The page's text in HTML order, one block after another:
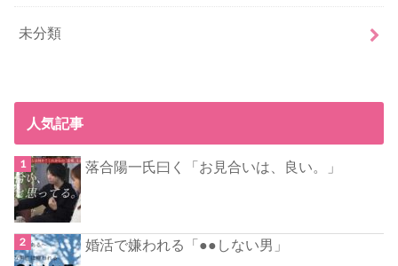
未分類
人気記事
落合陽一氏曰く「お見合いは、良い。」
婚活で嫌われる「●●しない男」